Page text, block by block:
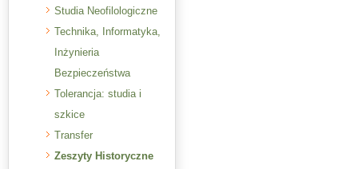
Studia Neofilologiczne
Technika, Informatyka,
Inżynieria
Bezpieczeństwa
Tolerancja: studia i
szkice
Transfer
Zeszyty Historyczne